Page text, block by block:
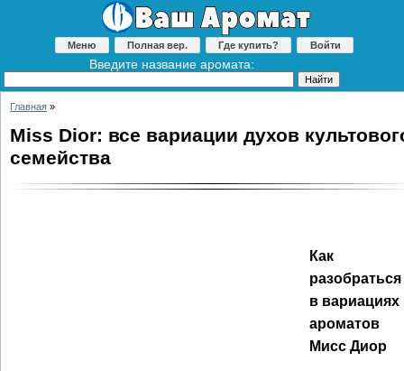
Меню Полная вер. Где купить? Войти
Введите название аромата:
Главная »
Miss Dior: все вариации духов
семейства
Как
разобраться
в вариациях
ароматов
Мисс Диор